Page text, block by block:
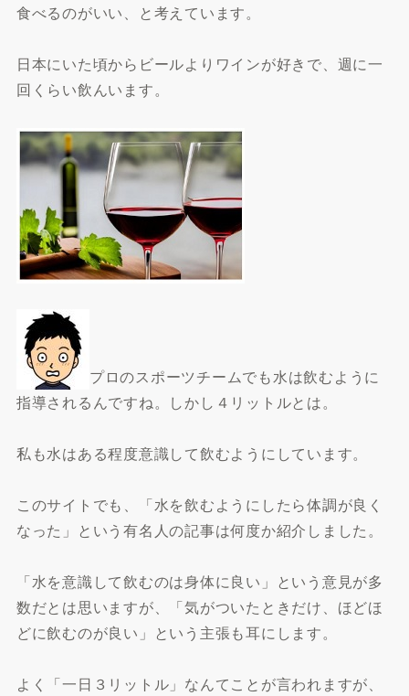
食べるのがいい、と考えています。
日本にいた頃からビールよりワインが好きで、週に一
回くらい飲んいます。
プロのスポーツチームでも水は飲むように
指導されるんですね。しかし４リットルとは。
私も水はある程度意識して飲むようにしています。
このサイトでも、「水を飲むようにしたら体調が良く
なった」という有名人の記事は何度か紹介しました。
「水を意識して飲むのは身体に良い」という意見が多
数だとは思いますが、「気がついたときだけ、ほどほ
どに飲むのが良い」という主張も耳にします。
よく「一日３リットル」なんてことが言われますが、